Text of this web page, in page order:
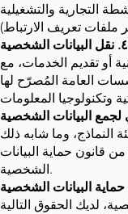
٤. نقل البيانات الشخصية
الأسس القانونية للمعالجة هي المصلحة المشروعة، وتنفيذ العقود، والموافقة الصريحة، كما هو مُحدد في المادتين ٥ و٦ من قانون حماية البيانات
الشخصية.